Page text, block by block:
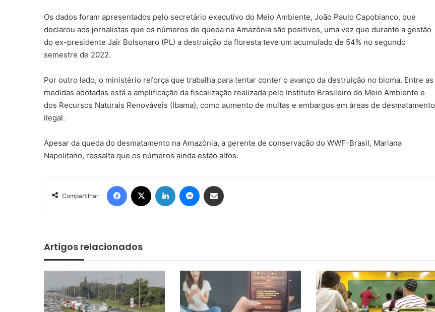
Os dados foram apresentados pelo secretário executivo do Meio Ambiente, João Paulo Capobianco, que
declarou aos jornalistas que os números de queda na Amazônia são positivos, uma vez que durante a gestão
do ex-presidente Jair Bolsonaro (PL) a destruição da floresta teve um acumulado de 54% no segundo
semestre de 2022.
Por outro lado, o ministério reforça que trabalha para tentar conter o avanço da destruição no bioma. Entre as
medidas adotadas está a amplificação da fiscalização realizada pelo Instituto Brasileiro do Meio Ambiente e
dos Recursos Naturais Renováveis (Ibama), como aumento de multas e embargos em áreas de desmatamento
ilegal.
Apesar da queda do desmatamento na Amazônia, a gerente de conservação do WWF-Brasil, Mariana
Napolitano, ressalta que os números ainda estão altos.
Compartilhar
Facebook Linkedin Messenger
Artigos relacionados